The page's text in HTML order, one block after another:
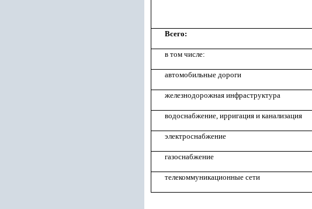
Всего:
в том числе:
автомобильные дороги
железнодорожная инфраструктура
водоснабжение, ирригация и канализация
электроснабжение
газоснабжение
телекоммуникационные сети